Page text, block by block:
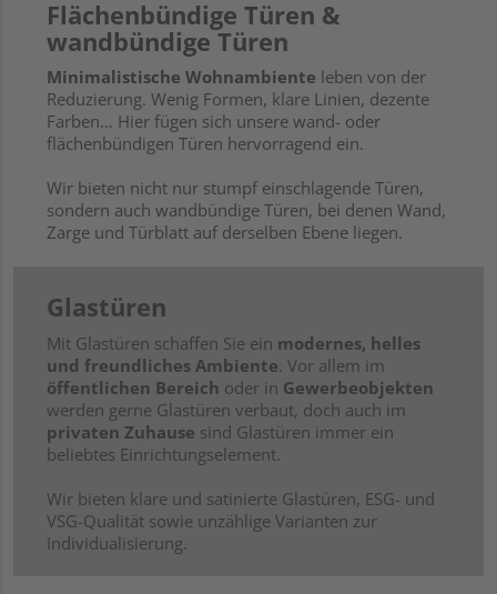
Flächenbündige Türen &
wandbündige Türen
Minimalistische Wohnambiente leben von der
Reduzierung. Wenig Formen, klare Linien, dezente
Farben… Hier fügen sich unsere wand- oder
flächenbündigen Türen hervorragend ein.
Wir bieten nicht nur stumpf einschlagende Türen,
sondern auch wandbündige Türen, bei denen Wand,
Zarge und Türblatt auf derselben Ebene liegen.
Glastüren
Mit Glastüren schaffen Sie ein modernes, helles
und freundliches Ambiente. Vor allem im
öffentlichen Bereich oder in Gewerbeobjekten
werden gerne Glastüren verbaut, doch auch im
privaten Zuhause sind Glastüren immer ein
beliebtes Einrichtungselement.
Wir bieten klare und satinierte Glastüren, ESG- und
VSG-Qualität sowie unzählige Varianten zur
Individualisierung.